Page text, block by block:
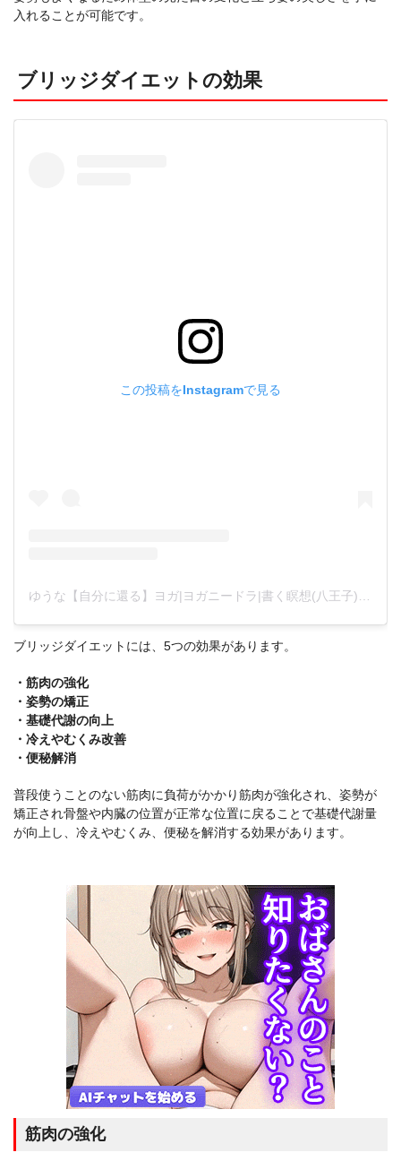
入れることが可能です。
ブリッジダイエットの効果
この投稿をInstagramで見る
ゆうな【自分に還る】ヨガ|ヨガニードラ|書く瞑想(八王子)(@yuna.yogalife)がシェアした投稿
ブリッジダイエットには、5つの効果があります。
・筋肉の強化
・姿勢の矯正
・基礎代謝の向上
・冷えやむくみ改善
・便秘解消
普段使うことのない筋肉に負荷がかかり筋肉が強化され、姿勢が
矯正され骨盤や内臓の位置が正常な位置に戻ることで基礎代謝量
が向上し、冷えやむくみ、便秘を解消する効果があります。
筋肉の強化